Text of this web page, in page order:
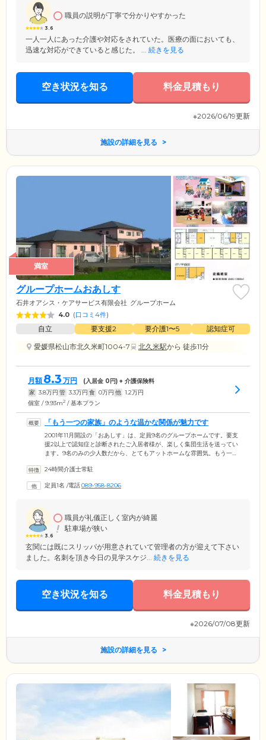
3.6
職員の説明が丁寧で分かりやすかった
一人一人にあった介護や対応をされていた。医療の面においても、
迅速な対応ができていると感じた。 ... 続きを見る
空き状況を知る 料金見積もり
※2026/06/19更新
施設の詳細を見る
満室
グループホームおあしす
石井オアシス・ケアサービス有限会社 グループホーム
4.0 (口コミ4件)
自立 要支援2 要介護1〜5
認知症可
愛媛県松山市北久米町1004-7
北久米駅から 徒歩11分
月額 8.3 万円 (入居金 0円) + 介護保険料
家 3.8万円 管 3.3万円 食 0万円 他 1.2万円
個室 / 9.93m2 / 基本プラン
「もう一つの家族」のような温かな関係が魅力です
2001年11月開設の「おあしす」は、定員9名のグループホームです。要支
援2以上で認知症と診断されたご入居者様が、楽しく集団生活を送ってい
ます。9名のみの少人数だから、とてもアットホームな雰囲気。もう一つ
過ごせることが魅力です。介護スタッフは、24時間365日体制でご入居者
スーパーへ買い物に行ったり、日常的な家事を行い、こころとからだを
24時間介護士常駐
定員1名 /電話089-958-8206
3.6
職員が礼儀正しく室内が綺麗
駐車場が狭い
玄関には既にスリッパが用意されていて管理者の方が迎えて下さい
ました。名刺を頂き今日の見学スケジ... 続きを見る
空き状況を知る 料金見積もり
※2026/07/08更新
施設の詳細を見る